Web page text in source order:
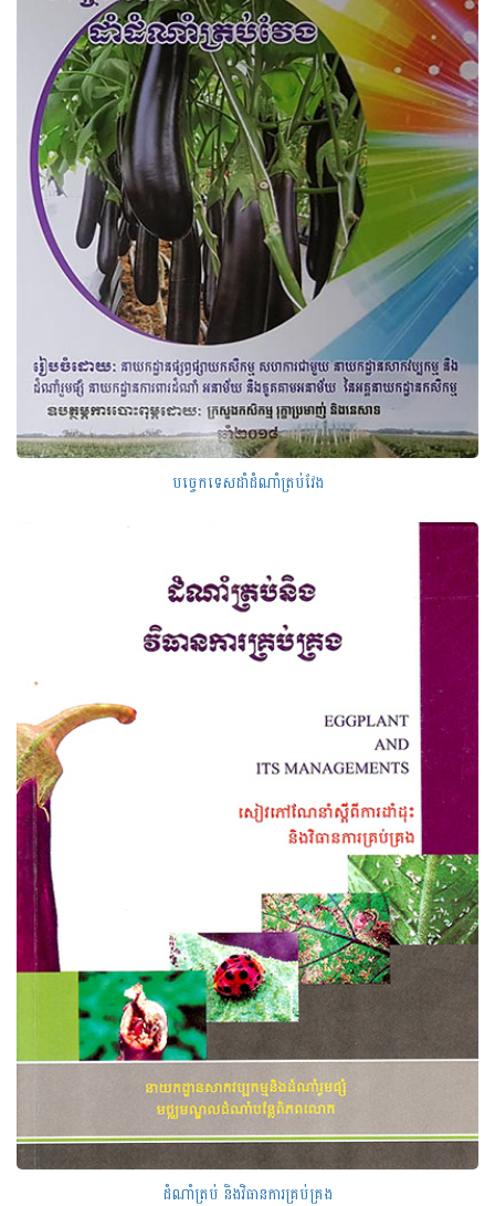
បច្ចេកទេសដាំដំណាំត្រប់វែង
ដំណាំ​ត្រប់​ និង​វិធាន​ការ​គ្រប់​គ្រង​